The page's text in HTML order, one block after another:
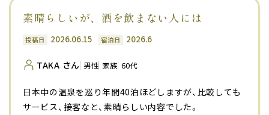
素晴らしいが、酒を飲まない人には
投稿日 2026.06.15 宿泊日 2026.6
TAKA さん 男性 家族 60代
日本中の温泉を巡り年間40泊ほどしますが、比較しても
サービス、接客なと、素晴らしい内容でした。